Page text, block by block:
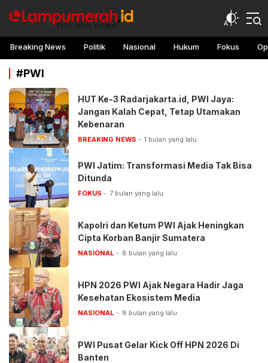
lampu merah
Awasi, teliti, peringati
Breaking News Politik Nasional Hukum Fokus
#PWI
HUT Ke-3 Radarjakarta.id, PWI Jaya:
Jangan Kalah Cepat, Tetap Utamakan
Kebenaran
BREAKING NEWS 1 bulan yang lalu
PWI Jatim: Transformasi Media Tak Bisa
Ditunda
FOKUS 7 bulan yang lalu
Kapolri dan Ketum PWI Ajak Heningkan
Cipta Korban Banjir Sumatera
NASIONAL 8 bulan yang lalu
HPN 2026 PWI Ajak Negara Hadir Jaga
Kesehatan Ekosistem Media
NASIONAL 8 bulan yang lalu
PWI Pusat Gelar Kick Off HPN 2026 Di
Banten